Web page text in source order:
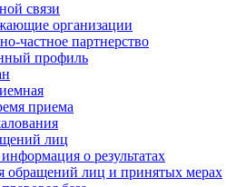
связи
организации
частное партнерство
профиль
приема
лиц
о результатах
обращений лиц и принятых мерах